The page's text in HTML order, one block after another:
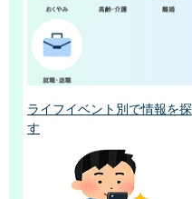
ライフイベント別で情報を探
す